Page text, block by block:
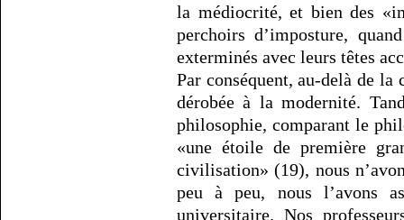
la médiocrité, et bien des
perchoirs d’imposture,
exterminés avec leurs têtes
Par conséquent, au-delà de la
dérobée à la modernité.
philosophie, comparant le
«une étoile de première
civilisation» (19), nous
peu à peu, nous l’avons
universitaire. Nos